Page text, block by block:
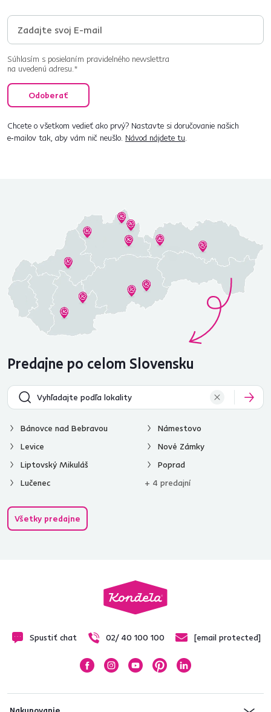
Súhlasím s posielaním pravidelného newslettra
na uvedenú adresu.*
Odoberať
Chcete o všetkom vedieť ako prvý? Nastavte si doručovanie našich
e‑mailov tak, aby vám nič neušlo. Návod nájdete tu.
Predajne po celom Slovensku
Bánovce nad Bebravou
Levice
Liptovský Mikuláš
Lučenec
Námestovo
Nové Zámky
Poprad
+ 4 predajní
Všetky predajne
Spustiť chat 02/ 40 100 100 [email protected]